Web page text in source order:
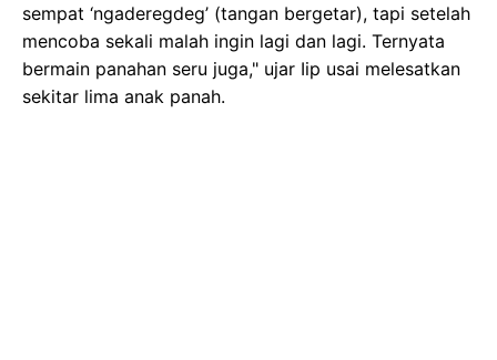
sempat ‘ngaderegdeg’ (tangan bergetar), tapi setelah
mencoba sekali malah ingin lagi dan lagi. Ternyata
bermain panahan seru juga," ujar Iip usai melesatkan
sekitar lima anak panah.